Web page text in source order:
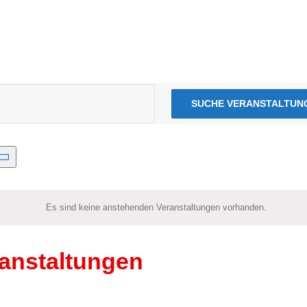
Es sind kei­ne anste­hen­den Ver­an­stal­tun­gen vor­han­den.
SUCHE